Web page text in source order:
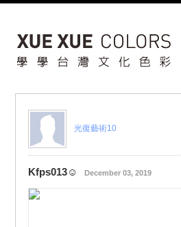
光復藝術10
Kfps013☺️ December 03, 2019